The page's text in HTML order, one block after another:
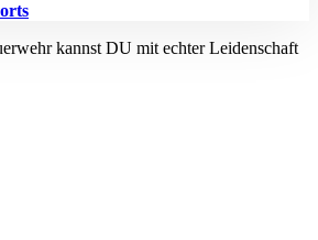
kannst DU mit echter Leidenschaft